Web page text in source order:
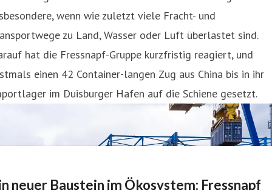
wenn wie zuletzt viele Fracht- und
zu Land, Wasser oder Luft überlastet sind.
hat die Fressnapf-Gruppe kurzfristig reagiert, und
einen 42 Container-langen Zug aus China bis in ihr
im Duisburger Hafen auf die Schiene gesetzt.
neuer Baustein im Ökosystem: Fressnapf